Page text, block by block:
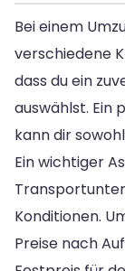
Bei einem
verschiedene
dass du ein
auswählst. Ein
kann dir
Ein wichtiger
Konditionen.
Preise nach